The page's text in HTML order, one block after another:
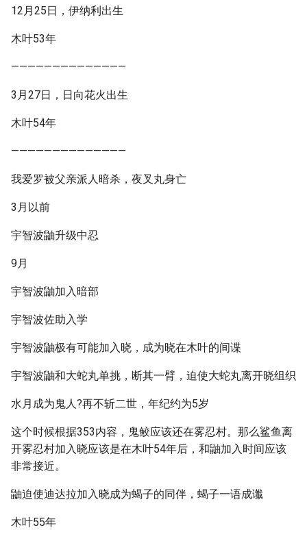
12月25日，伊纳利出生
木叶53年
——————————————
3月27日，日向花火出生
木叶54年
——————————————
我爱罗被父亲派人暗杀，夜叉丸身亡
3月以前
宇智波鼬升级中忍
9月
宇智波鼬加入暗部
宇智波佐助入学
宇智波鼬极有可能加入晓，成为晓在木叶的间谍
宇智波鼬和大蛇丸单挑，断其一臂，迫使大蛇丸离开晓组织
水月成为鬼人?再不斩二世，年纪约为5岁
这个时候根据353内容，鬼鲛应该还在雾忍村。那么鲨鱼离
开雾忍村加入晓应该是在木叶54年后，和鼬加入时间应该
非常接近。
鼬迫使迪达拉加入晓成为蝎子的同伴，蝎子一语成谶
木叶55年